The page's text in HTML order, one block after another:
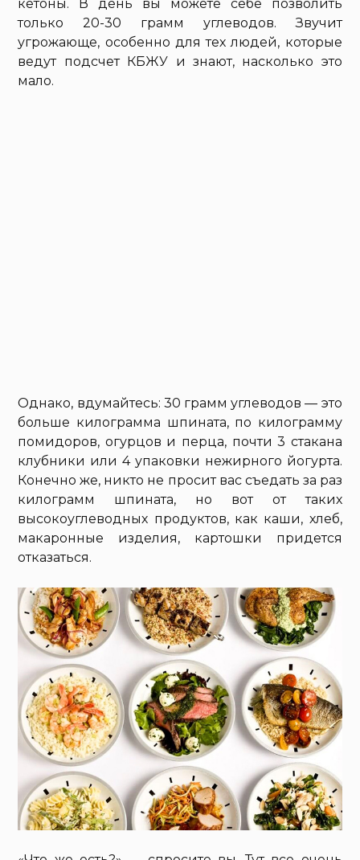
кетоны. В день вы можете себе позволить
только 20-30 грамм углеводов. Звучит
угрожающе, особенно для тех людей, которые
ведут подсчет КБЖУ и знают, насколько это
мало.
Однако, вдумайтесь: 30 грамм углеводов — это
больше килограмма шпината, по килограмму
помидоров, огурцов и перца, почти 3 стакана
клубники или 4 упаковки нежирного йогурта.
Конечно же, никто не просит вас съедать за раз
килограмм шпината, но вот от таких
высокоуглеводных продуктов, как каши, хлеб,
макаронные изделия, картошки придется
отказаться.